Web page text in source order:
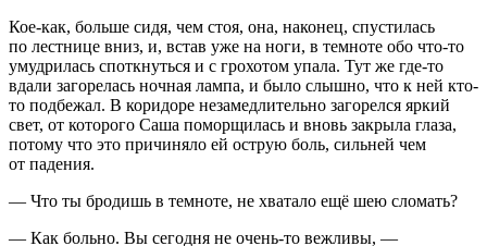
Кое-как, больше сидя, чем стоя, она, наконец, спустилась
по лестнице вниз, и, встав уже на ноги, в темноте обо что-то
умудрилась споткнуться и с грохотом упала. Тут же где-то
вдали загорелась ночная лампа, и было слышно, что к ней кто-
то подбежал. В коридоре незамедлительно загорелся яркий
свет, от которого Саша поморщилась и вновь закрыла глаза,
потому что это причиняло ей острую боль, сильней чем
от падения.
— Что ты бродишь в темноте, не хватало ещё шею сломать?
— Как больно. Вы сегодня не очень-то вежливы, —